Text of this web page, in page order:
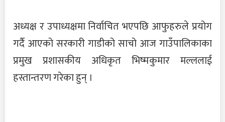
अध्यक्ष र उपाध्यक्षमा निर्वाचित भएपछि आफुहरुले प्रयोग
गर्दै आएको सरकारी गाडीको साचो आज गाउँपालिकाका
प्रमुख प्रशासकीय अधिकृत भिष्मकुमार मल्ललाई
हस्तान्तरण गरेका हुन् ।